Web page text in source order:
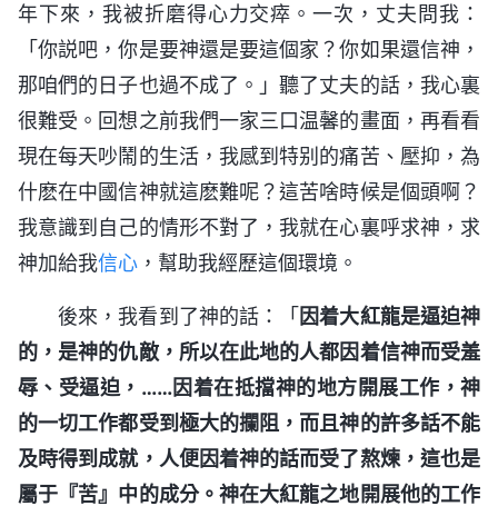
年下來，我被折磨得心力交瘁。一次，丈夫問我：
「你説吧，你是要神還是要這個家？你如果還信神，
那咱們的日子也過不成了。」聽了丈夫的話，我心裏
很難受。回想之前我們一家三口温馨的畫面，再看看
現在每天吵鬧的生活，我感到特别的痛苦、壓抑，為
什麽在中國信神就這麽難呢？這苦啥時候是個頭啊？
我意識到自己的情形不對了，我就在心裏呼求神，求
神加給我信心 ，幫助我經歷這個環境。
後來，我看到了神的話：「因着大紅龍是逼迫神
的，是神的仇敵，所以在此地的人都因着信神而受羞
辱、受逼迫，……因着在抵擋神的地方開展工作，神
的一切工作都受到極大的攔阻，而且神的許多話不能
及時得到成就，人便因着神的話而受了熬煉，這也是
屬于『苦』中的成分。神在大紅龍之地開展他的工作